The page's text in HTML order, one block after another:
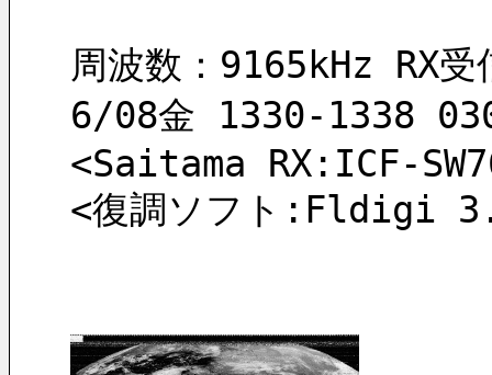
周波数：9165kHz RX
6/08金 1330-1338
<Saitama RX:ICF-
<復調ソフト:Fldigi